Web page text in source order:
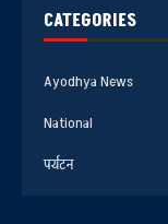
CATEGORIES
Ayodhya News
National
पर्यटन